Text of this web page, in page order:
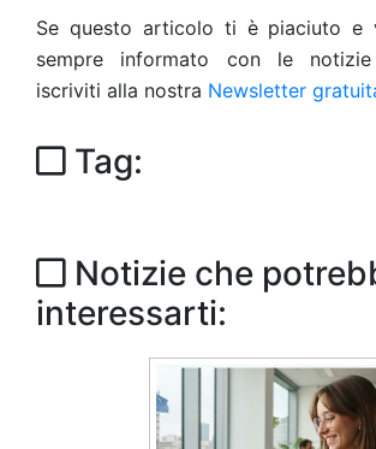
Se questo articolo ti è piaciuto e
sempre informato con le
iscriviti alla nostra Newsletter
Tag:
Notizie che
interessarti: